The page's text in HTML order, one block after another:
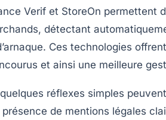
Verif et StoreOn permettent
détectant
Ces technologies
et ainsi une meilleure
réflexes simples
de mentions légales